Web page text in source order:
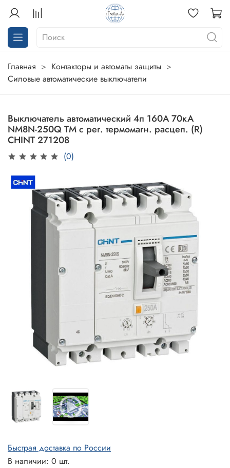
Главная
Контакторы и автоматы защиты
Силовые автоматические выключатели
Выключатель автоматический 4п 160А 70кА
NM8N-250Q TM с рег. термомагн. расцеп. (R)
CHINT 271208
(0)
Быстрая доставка по России
В наличии: 0 шт.